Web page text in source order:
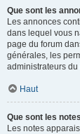
Que sont les
Les annonces
dans lequel vous
page du forum
générales, les
administrateurs du
Haut
Que sont les
Les notes